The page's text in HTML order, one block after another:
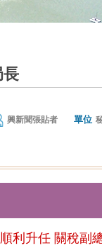
長
興新聞張貼者 單位
利升任 關稅副